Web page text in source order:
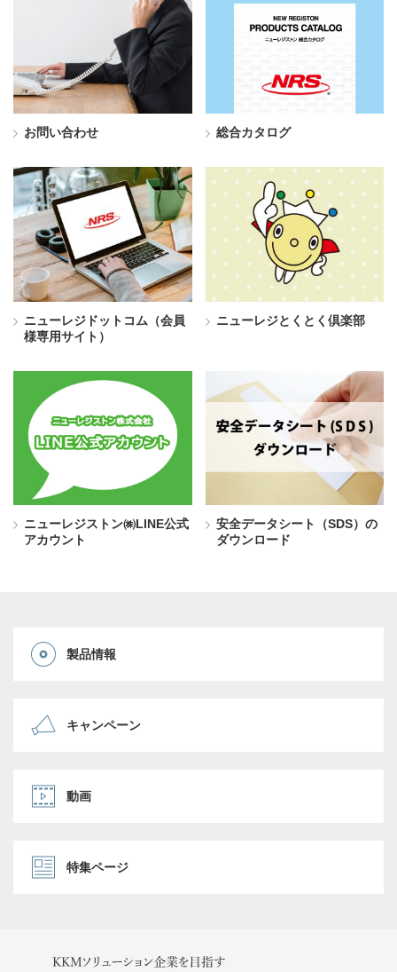
お問い合わせ 総合カタログ
ニューレジドットコム（会員
様専用サイト）
ニューレジとくとく倶楽部
ニューレジストン㈱LINE公式
アカウント
安全データシート（SDS）の
ダウンロード
製品情報
キャンペーン
動画
特集ページ